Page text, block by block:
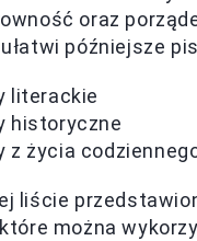
oraz
późniejsze
literackie
historyczne
z życia
liście
które można